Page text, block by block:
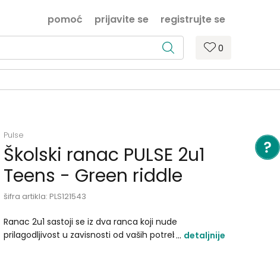
prijavite se registrujte se
pomoć
0
Pulse
Školski ranac PULSE 2u1
Teens - Green riddle
šifra artikla: PLS121543
Ranac 2u1 sastoji se iz dva ranca koji nude
prilagodljivost u zavisnosti od vaših potreba. Bilo da
detaljnije